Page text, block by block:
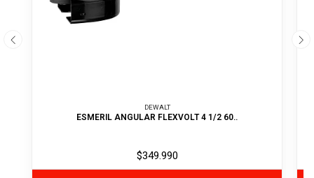
DEWALT
ESMERIL ANGULAR FLEXVOLT 4 1/2 60..
$349.990